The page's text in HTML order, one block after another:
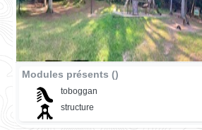
Modules présents ()
toboggan
structure